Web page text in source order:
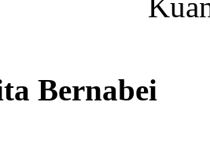
Bernabei